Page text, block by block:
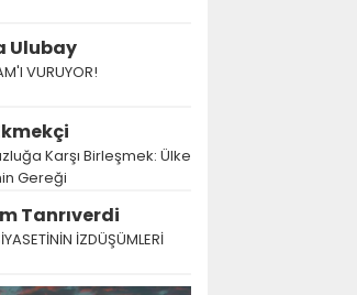
Ulubay
VURUYOR!
Karşı Birleşmek: Ülke
Gereği
Tanrıverdi
İZDÜŞÜMLERİ